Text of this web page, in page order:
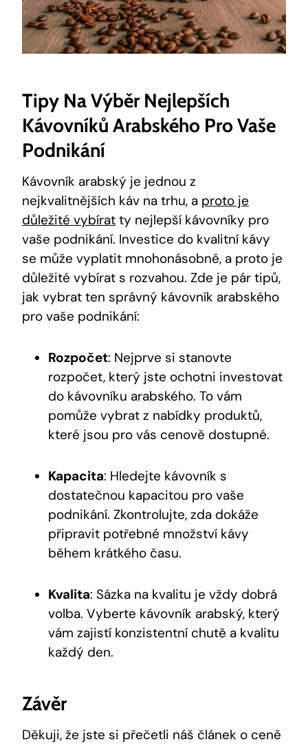
Tipy Na Výběr Nejlepších
Kávovníků Arabského Pro Vaše
Podnikání
Kávovník arabský je jednou z
nejkvalitnějších káv na trhu, a proto je
důležité vybírat ty nejlepší kávovníky pro
vaše podnikání. Investice do kvalitní kávy
se může vyplatit mnohonásobně, a proto je
důležité vybírat s rozvahou. Zde je pár tipů,
jak vybrat ten správný kávovník arabského
pro vaše podnikání:
Rozpočet: Nejprve si stanovte
rozpočet, který jste ochotni investovat
do kávovníku arabského. To vám
pomůže vybrat z nabídky produktů,
které jsou pro vás cenově dostupné.
Kapacita: Hledejte kávovník s
dostatečnou kapacitou pro vaše
podnikání. Zkontrolujte, zda dokáže
připravit potřebné množství kávy
během krátkého času.
Kvalita: Sázka na kvalitu je vždy dobrá
volba. Vyberte kávovník arabský, který
vám zajistí konzistentní chutě a kvalitu
každý den.
Závěr
Děkuji, že jste si přečetli náš článek o ceně